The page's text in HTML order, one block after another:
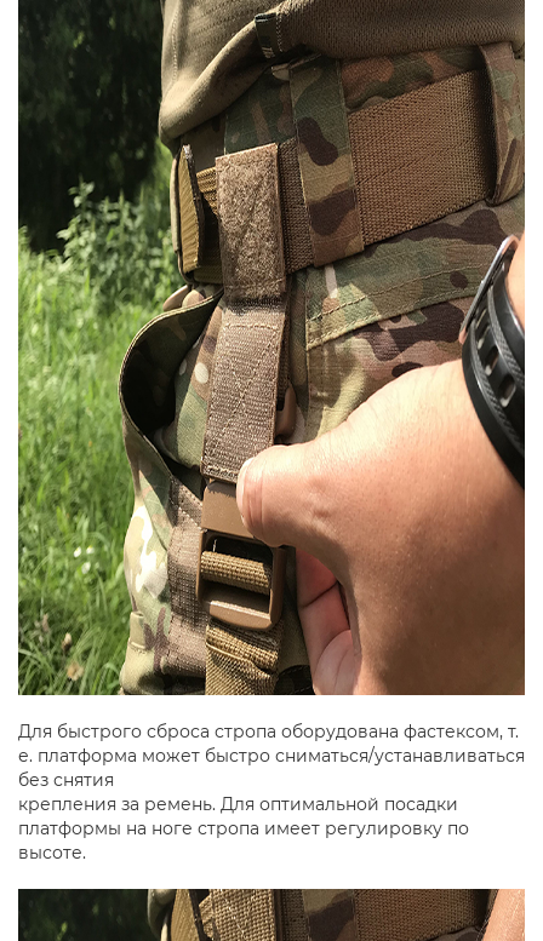
Для быстрого сброса стропа оборудована фастексом, т.
е. платформа может быстро сниматься/устанавливаться
без снятия
крепления за ремень. Для оптимальной посадки
платформы на ноге стропа имеет регулировку по
высоте.